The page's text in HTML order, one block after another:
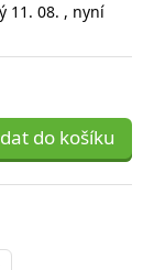
11. 08. , nyní
do košíku